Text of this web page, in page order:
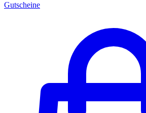
Gutscheine